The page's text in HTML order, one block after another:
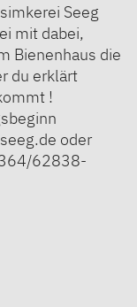
Seeg
mit dabei,
Bienenhaus die
du erklärt
!
oder
62838-